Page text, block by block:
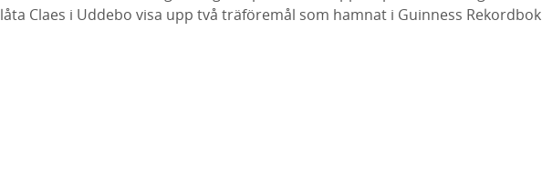
låta Claes i Uddebo visa upp två träföremål som hamnat i Guinness Rekordbok